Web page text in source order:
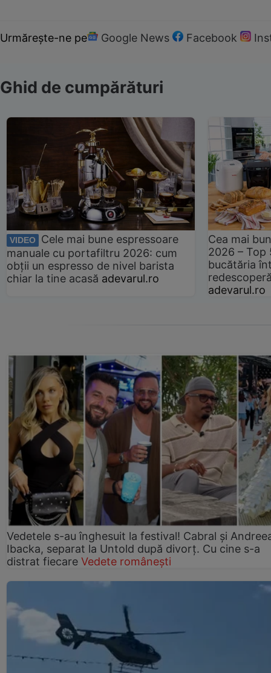
Urmărește-ne pe Google News Facebook
Ghid de cumpărături
VIDEO
Cele mai bune espressoare
manuale cu portafiltru 2026: cum
obții un espresso de nivel barista
chiar la tine acasă adevarul.ro
Cea mai
2026 –
bucătăria
adevarul.ro
Vedetele s-au înghesuit la festival! Cabral și
Ibacka, separat la Untold după divorț. Cu cine s-a
distrat fiecare Vedete românești